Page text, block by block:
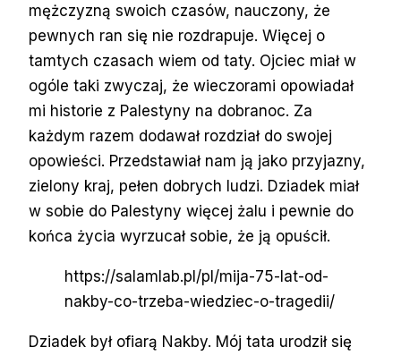
mężczyzną swoich czasów, nauczony, że
pewnych ran się nie rozdrapuje. Więcej o
tamtych czasach wiem od taty. Ojciec miał w
ogóle taki zwyczaj, że wieczorami opowiadał
mi historie z Palestyny na dobranoc. Za
każdym razem dodawał rozdział do swojej
opowieści. Przedstawiał nam ją jako przyjazny,
zielony kraj, pełen dobrych ludzi. Dziadek miał
w sobie do Palestyny więcej żalu i pewnie do
końca życia wyrzucał sobie, że ją opuścił.
https://salamlab.pl/pl/mija-75-lat-od-
nakby-co-trzeba-wiedziec-o-tragedii/
Dziadek był ofiarą Nakby. Mój tata urodził się